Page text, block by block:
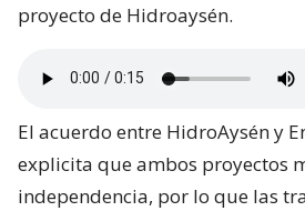
proyecto de Hidroaysén.
El acuerdo entre HidroAysén y
explicita que ambos proyectos
independencia, por lo que las